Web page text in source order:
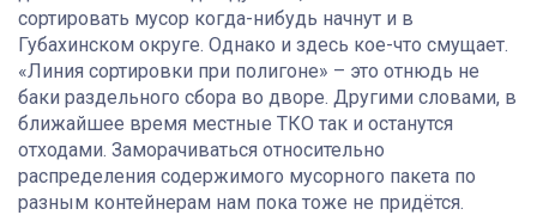
сортировать мусор когда-нибудь начнут и в
Губахинском округе. Однако и здесь кое-что смущает.
«Линия сортировки при полигоне» – это отнюдь не
баки раздельного сбора во дворе. Другими словами, в
ближайшее время местные ТКО так и останутся
отходами. Заморачиваться относительно
распределения содержимого мусорного пакета по
разным контейнерам нам пока тоже не придётся.